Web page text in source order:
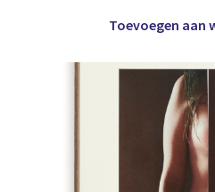
Toevoegen aan